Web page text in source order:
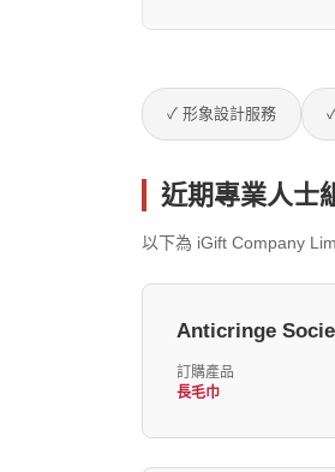
✓ 形象設計服務
近期專業人士
以下為 iGift Company
Anticringe
訂購產品
長毛巾